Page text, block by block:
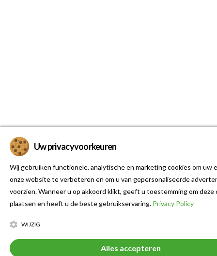
Uw privacyvoorkeuren
Wij gebruiken functionele, analytische en marketing cookies om uw
onze website te verbeteren en om u van gepersonaliseerde
voorzien. Wanneer u op akkoord klikt, geeft u toestemming om deze
plaatsen en heeft u de beste gebruikservaring. Privacy Policy
WIJZIG
Alles accepteren